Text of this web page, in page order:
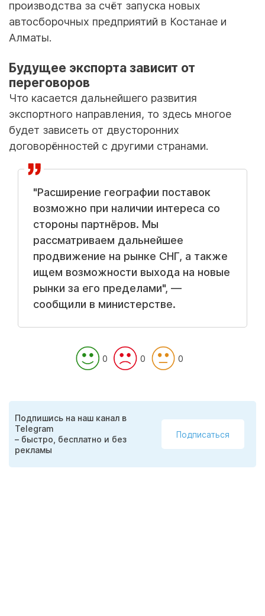
производства за счёт запуска новых
автосборочных предприятий в Костанае и
Алматы.
Будущее экспорта зависит от
переговоров
Что касается дальнейшего развития
экспортного направления, то здесь многое
будет зависеть от двусторонних
договорённостей с другими странами.
"Расширение географии поставок
возможно при наличии интереса со
стороны партнёров. Мы
рассматриваем дальнейшее
продвижение на рынке СНГ, а также
ищем возможности выхода на новые
рынки за его пределами", —
сообщили в министерстве.
0 0 0
Подпишись на наш канал в
Telegram
– быстро, бесплатно и без
рекламы
Подписаться